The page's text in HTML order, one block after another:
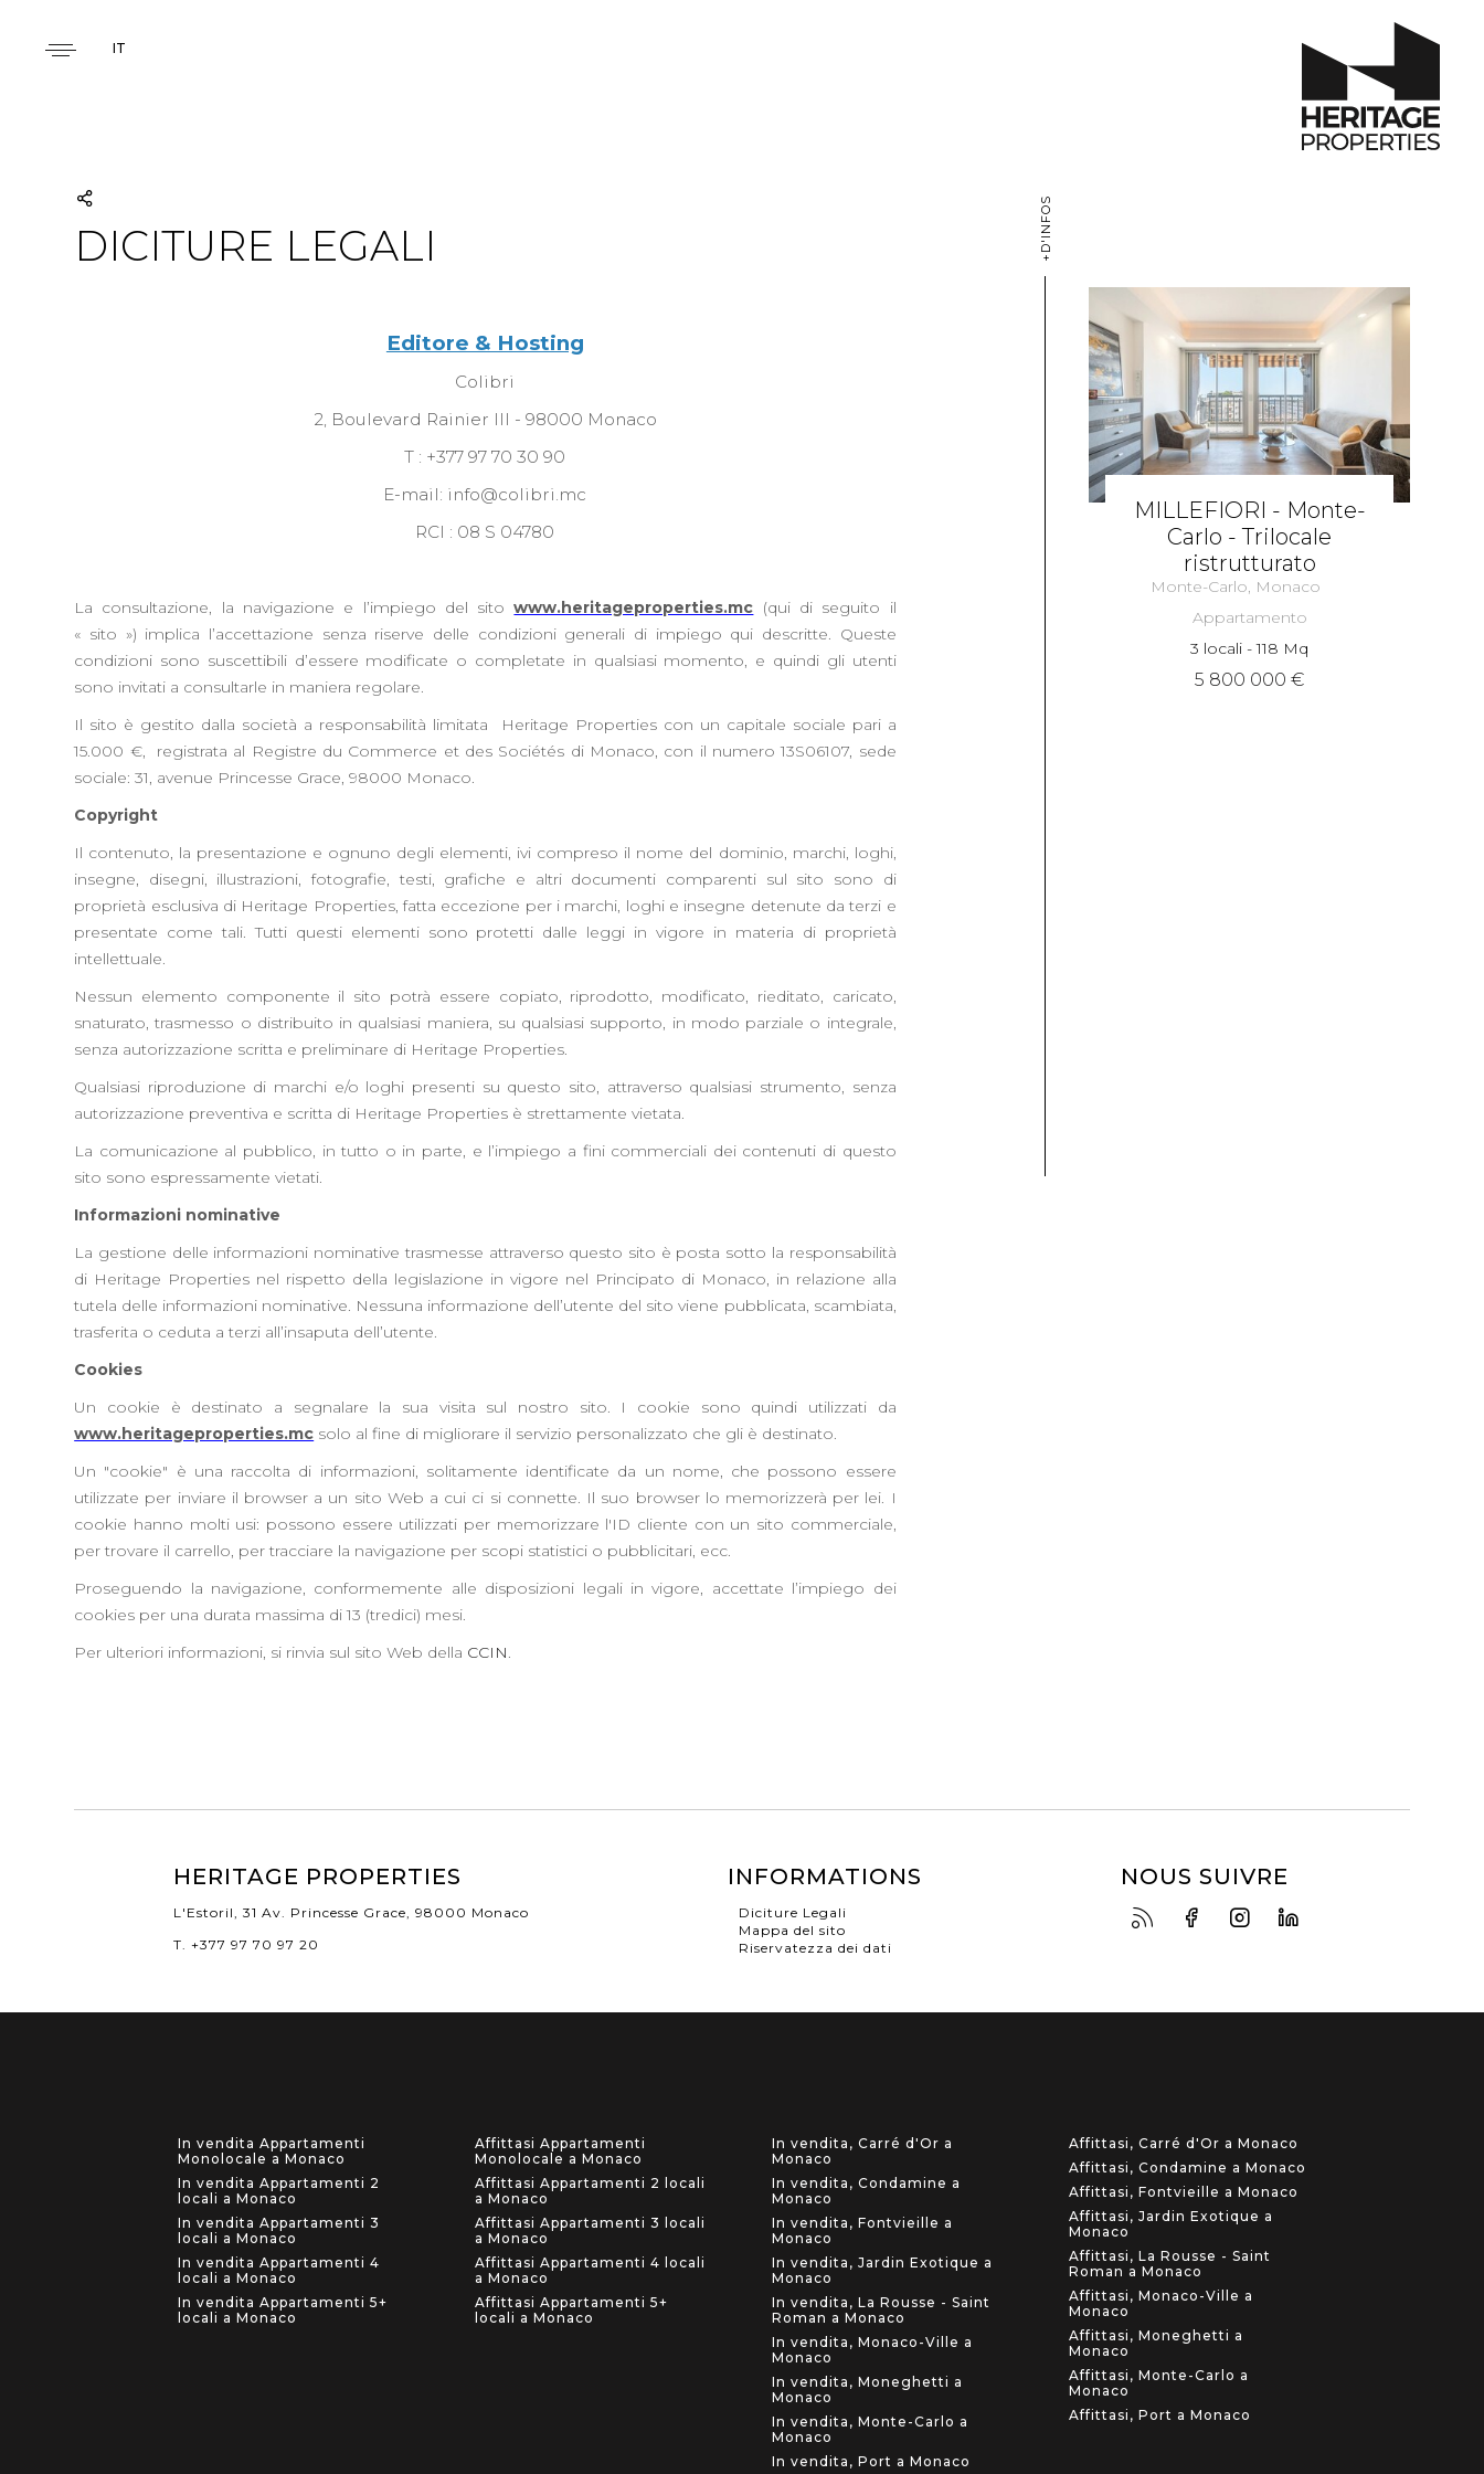
IT
DICITURE LEGALI
Editore & Hosting
Colibri
2, Boulevard Rainier III - 98000 Monaco
T : +377 97 70 30 90
E-mail: info@colibri.mc
RCI : 08 S 04780
La consultazione, la navigazione e l’impiego del sitowww.heritageproperties.mc (qui di seguito il
« sito ») implica l’accettazione senza riserve delle condizioni generali di impiego qui descritte. Queste
condizioni sono suscettibili d’essere modificate o completate in qualsiasi momento, e quindi gli utenti
sono invitati a consultarle in maniera regolare.
Il sito è gestito dalla società a responsabilità limitata Heritage Properties con un capitale sociale pari a
15.000 €, registrata al Registre du Commerce et des Sociétés di Monaco, con il numero 13S06107, sede
sociale: 31, avenue Princesse Grace, 98000 Monaco.
Copyright
Il contenuto, la presentazione e ognuno degli elementi, ivi compreso il nome del dominio, marchi, loghi,
insegne, disegni, illustrazioni, fotografie, testi, grafiche e altri documenti comparenti sul sito sono di
proprietà esclusiva di Heritage Properties, fatta eccezione per i marchi, loghi e insegne detenute da terzi e
presentate come tali. Tutti questi elementi sono protetti dalle leggi in vigore in materia di proprietà
intellettuale.
Nessun elemento componente il sito potrà essere copiato, riprodotto, modificato, rieditato, caricato,
snaturato, trasmesso o distribuito in qualsiasi maniera, su qualsiasi supporto, in modo parziale o integrale,
senza autorizzazione scritta e preliminare di Heritage Properties.
Qualsiasi riproduzione di marchi e/o loghi presenti su questo sito, attraverso qualsiasi strumento, senza
autorizzazione preventiva e scritta di Heritage Properties è strettamente vietata.
La comunicazione al pubblico, in tutto o in parte, e l’impiego a fini commerciali dei contenuti di questo
sito sono espressamente vietati.
Informazioni nominative
La gestione delle informazioni nominative trasmesse attraverso questo sito è posta sotto la responsabilità
di Heritage Properties nel rispetto della legislazione in vigore nel Principato di Monaco, in relazione alla
tutela delle informazioni nominative. Nessuna informazione dell’utente del sito viene pubblicata, scambiata,
trasferita o ceduta a terzi all’insaputa dell’utente.
Cookies
Un cookie è destinato a segnalare la sua visita sul nostro sito. I cookie sono quindi utilizzati da
www.heritageproperties.mc solo al fine di migliorare il servizio personalizzato che gli è destinato.
Un "cookie" è una raccolta di informazioni, solitamente identificate da un nome, che possono essere
utilizzate per inviare il browser a un sito Web a cui ci si connette. Il suo browser lo memorizzerà per lei. I
cookie hanno molti usi: possono essere utilizzati per memorizzare l'ID cliente con un sito commerciale,
per trovare il carrello, per tracciare la navigazione per scopi statistici o pubblicitari, ecc.
Proseguendo la navigazione, conformemente alle disposizioni legali in vigore, accettate l’impiego dei
cookies per una durata massima di 13 (tredici) mesi.
Per ulteriori informazioni, si rinvia sul sito Web della CCIN.
MILLEFIORI - Monte-
Carlo - Trilocale
ristrutturato
Monte-Carlo, Monaco
Appartamento
3 locali - 118 Mq
5 800 000 €
HERITAGE PROPERTIES
L'Estoril, 31 Av. Princesse Grace, 98000 Monaco
T. +377 97 70 97 20
INFORMATIONS
Diciture Legali
Mappa del sito
Riservatezza dei dati
NOUS SUIVRE
In vendita Appartamenti
Monolocale a Monaco
In vendita Appartamenti 2
locali a Monaco
In vendita Appartamenti 3
locali a Monaco
In vendita Appartamenti 4
locali a Monaco
In vendita Appartamenti 5+
locali a Monaco
Affittasi Appartamenti
Monolocale a Monaco
Affittasi Appartamenti 2 locali
a Monaco
Affittasi Appartamenti 3 locali
a Monaco
Affittasi Appartamenti 4 locali
a Monaco
Affittasi Appartamenti 5+
locali a Monaco
In vendita, Carré d'Or a
Monaco
In vendita, Condamine a
Monaco
In vendita, Fontvieille a
Monaco
In vendita, Jardin Exotique a
Monaco
In vendita, La Rousse - Saint
Roman a Monaco
In vendita, Monaco-Ville a
Monaco
In vendita, Moneghetti a
Monaco
In vendita, Monte-Carlo a
Monaco
In vendita, Port a Monaco
Affittasi, Carré d'Or a Monaco
Affittasi, Condamine a Monaco
Affittasi, Fontvieille a Monaco
Affittasi, Jardin Exotique a
Monaco
Affittasi, La Rousse - Saint
Roman a Monaco
Affittasi, Monaco-Ville a
Monaco
Affittasi, Moneghetti a
Monaco
Affittasi, Monte-Carlo a
Monaco
Affittasi, Port a Monaco